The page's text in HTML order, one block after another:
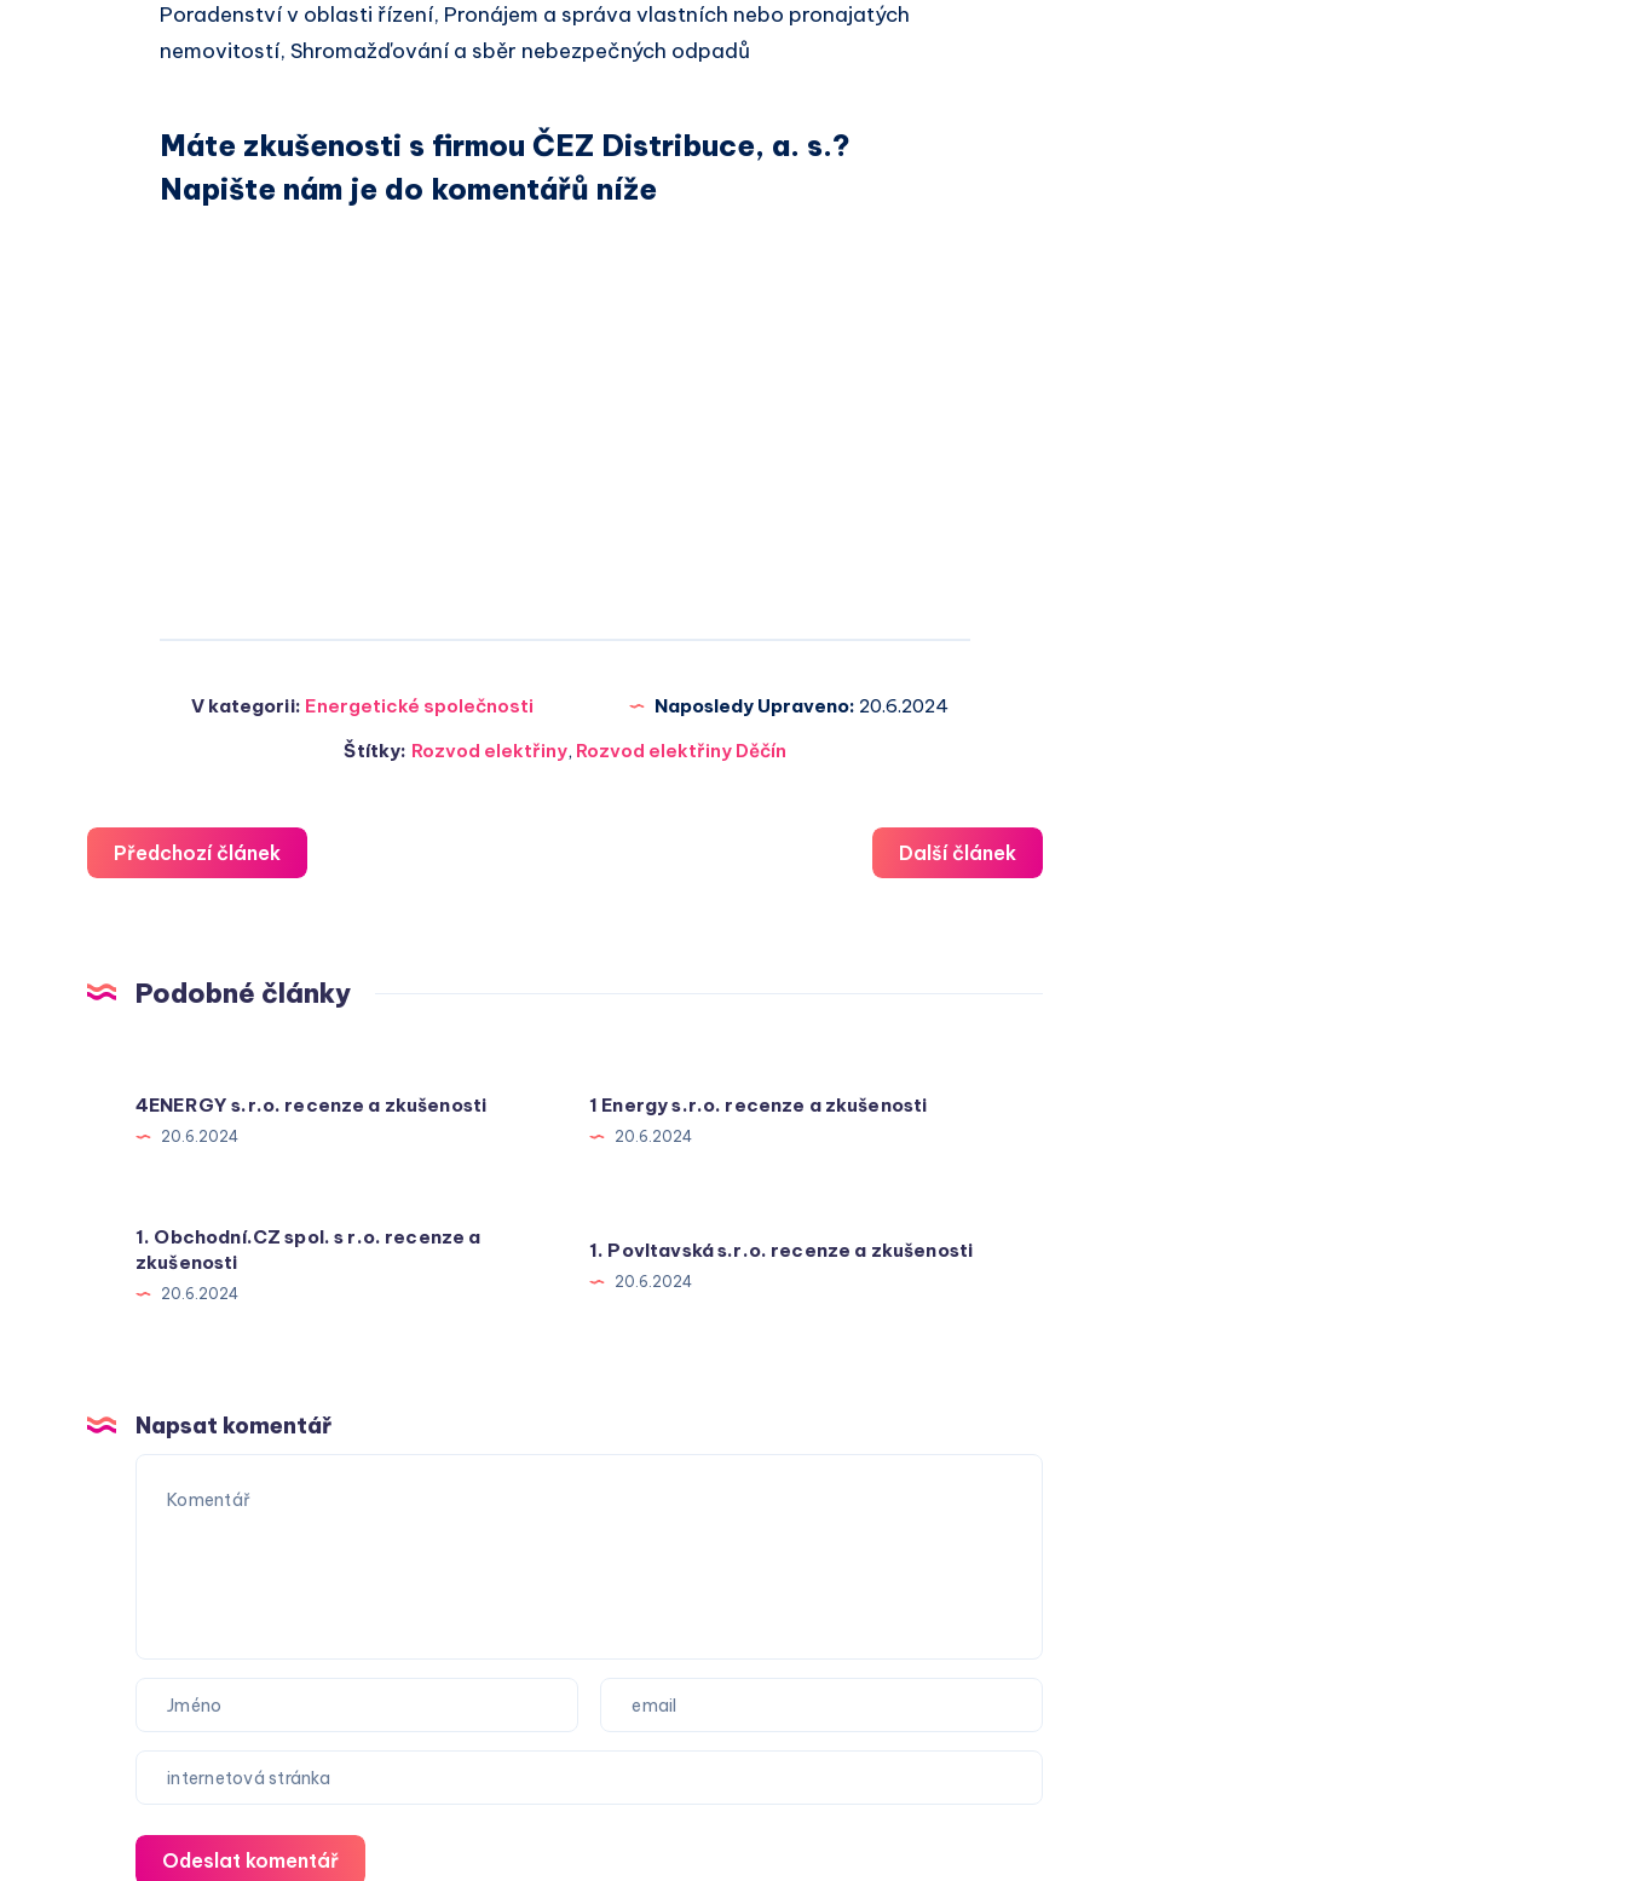
Poradenství v oblasti řízení, Pronájem a správa vlastních nebo pronajatých
nemovitostí, Shromažďování a sběr nebezpečných odpadů
Máte zkušenosti s firmou ČEZ Distribuce, a. s.?
Napište nám je do komentářů níže
V kategorii: Energetické společnosti Naposledy Upraveno: 20.6.2024
Štítky: Rozvod elektřiny, Rozvod elektřiny Děčín
Předchozí článek Další článek
Podobné články
4ENERGY s.r.o. recenze a zkušenosti
20.6.2024
1 Energy s.r.o. recenze a zkušenosti
20.6.2024
1. Obchodní.CZ spol. s r.o. recenze a
zkušenosti
20.6.2024
1. Povltavská s.r.o. recenze a zkušenosti
20.6.2024
Napsat komentář
Odeslat komentář